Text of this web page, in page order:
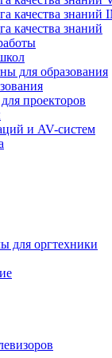
качества знаний
качества знаний
для образования
проекторов
и AV-систем
для оргтехники